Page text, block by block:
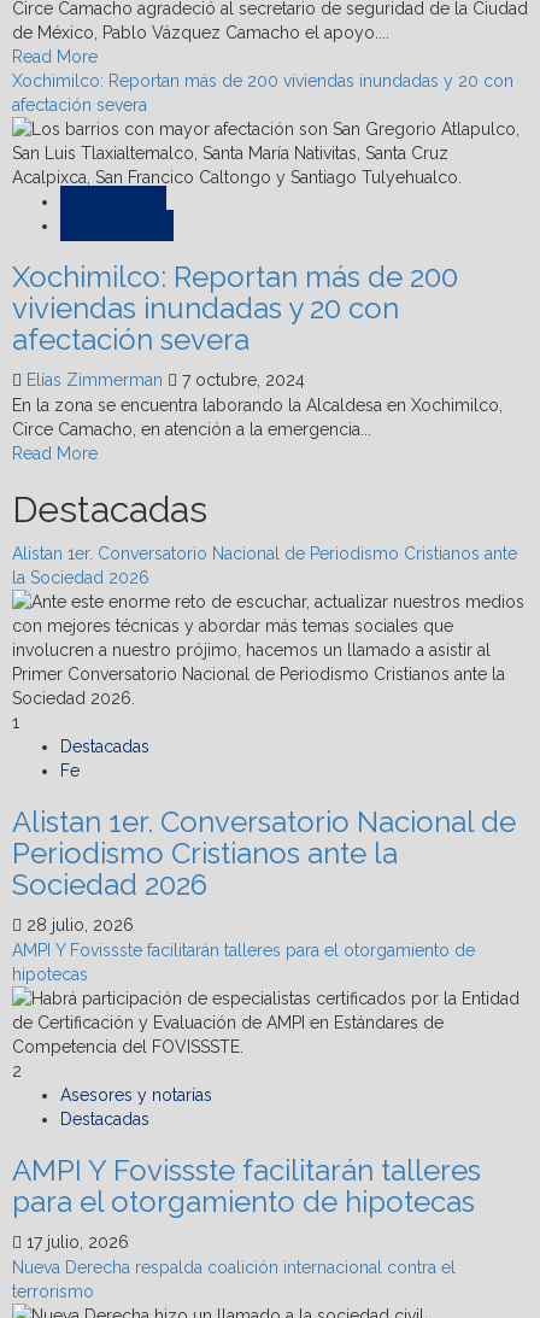
Circe Camacho agradeció al secretario de seguridad de la Ciudad
de México, Pablo Vázquez Camacho el apoyo....
Read MoreRead
more
about
Circe
Camacho
implementa
y
atención
médica
para
Xochimilco
Xochimilco: Reportan más de 200 viviendas inundadas y 20 con
afectación severa
Xochimilco: Reportan más de 200
viviendas inundadas y 20 con
afectación severa
Elías Zimmerman
7 octubre, 2024
En la zona se encuentra laborando la Alcaldesa en Xochimilco,
Circe Camacho, en atención a la emergencia...
Read MoreRead
about
Xochimilco:
Reportan
más
de
200
viviendas
inundadas
y
con
Destacadas
Alistan 1er. Conversatorio Nacional de Periodismo Cristianos ante
la Sociedad 2026
1
Destacadas
Fe
Alistan 1er. Conversatorio Nacional de
Periodismo Cristianos ante la
Sociedad 2026
28 julio, 2026
AMPI Y Fovissste facilitarán talleres para el otorgamiento de
hipotecas
2
Asesores y notarías
Destacadas
AMPI Y Fovissste facilitarán talleres
para el otorgamiento de hipotecas
17 julio, 2026
Nueva Derecha respalda coalición internacional contra el
terrorismo